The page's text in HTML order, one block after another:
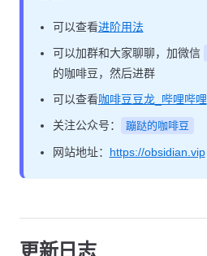
可以查看进阶用法
可以加群和大家聊聊，加微信
的咖啡豆，然后进群
可以查看咖啡豆豆龙_哔哩哔哩
关注公众号：
蹦跶的咖啡豆
网站地址： https://obsidian.vip
更新日志